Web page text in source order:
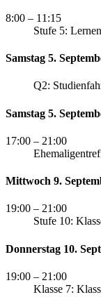
8:00 – 11:15
Stufe 5:
Samstag 5.
Q2:
Samstag 5.
17:00 – 21:00
Mittwoch 9.
19:00 – 21:00
Stufe 10:
Donnerstag 10.
19:00 – 21:00
Klasse 7: